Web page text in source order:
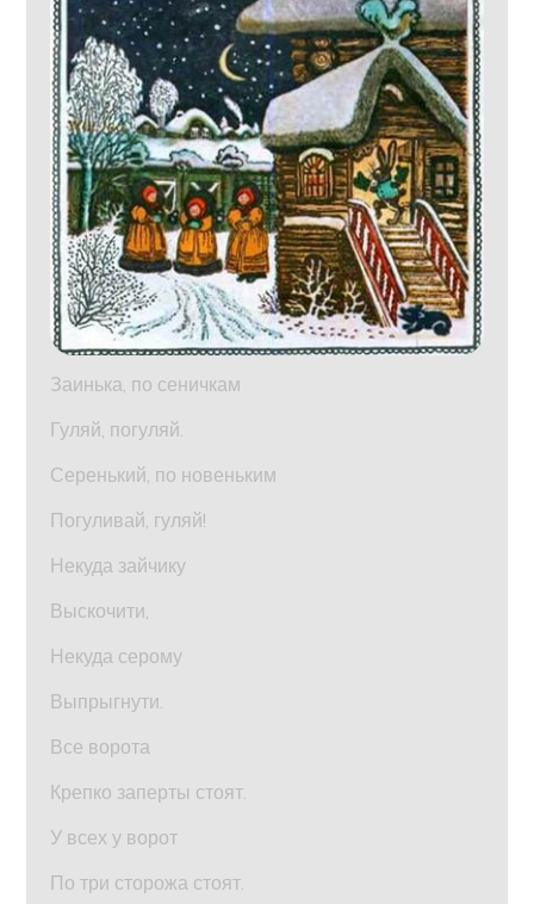
Заинька, по сеничкам
Гуляй, погуляй.
Серенький, по новеньким
Погуливай, гуляй!
Некуда зайчику
Выскочити,
Некуда серому
Выпрыгнути.
Все ворота
Крепко заперты стоят.
У всех у ворот
По три сторожа стоят.